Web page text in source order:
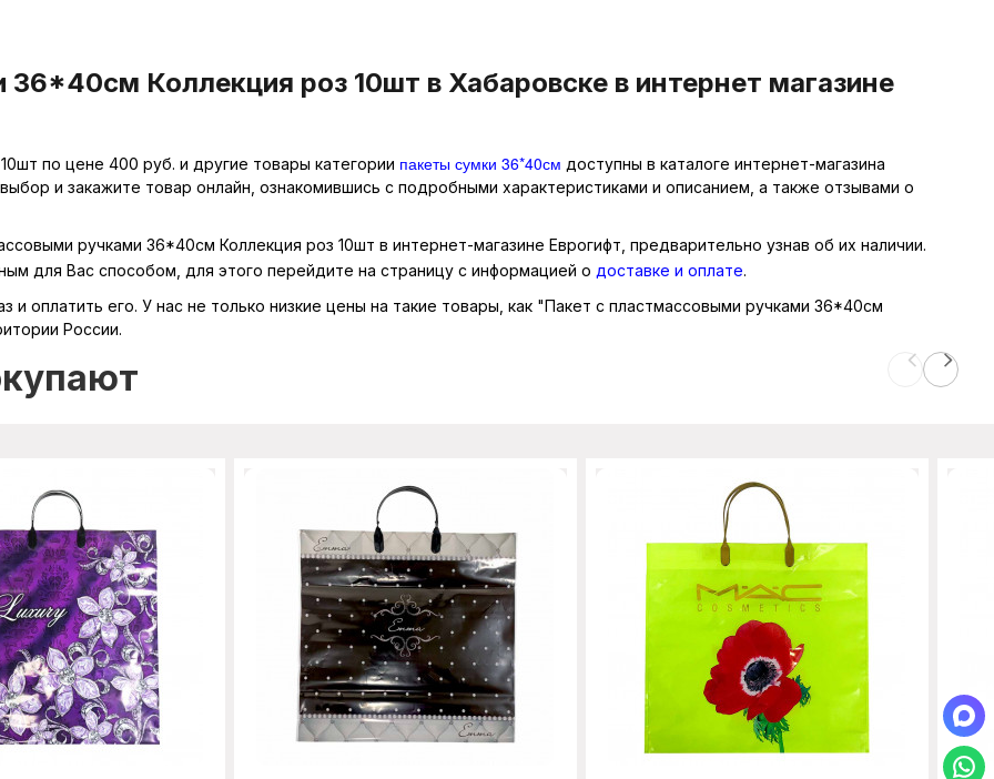
Коллекция роз 10шт в Хабаровске в интернет магазине
по цене 400 руб. и другие товары категории пакеты сумки 36*40см доступны в каталоге интернет-магазина
и закажите товар онлайн, ознакомившись с подробными характеристиками и описанием, а также отзывами о
ручками 36*40см Коллекция роз 10шт в интернет-магазине Еврогифт, предварительно узнав об их наличии.
для Вас способом, для этого перейдите на страницу с информацией о доставке и оплате.
и оплатить его. У нас не только низкие цены на такие товары, как "Пакет с пластмассовыми ручками 36*40см
России.